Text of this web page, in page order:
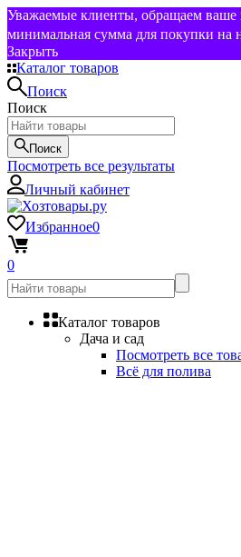
Уважаемые клиенты, обращаем ваше
минимальная сумма для покупки на
Закрыть
Каталог товаров
Поиск
Поиск
Поиск
Посмотреть все результаты
Личный кабинет
Избранное0
0
Каталог товаров
Дача и сад
Посмотреть все
Всё для полива